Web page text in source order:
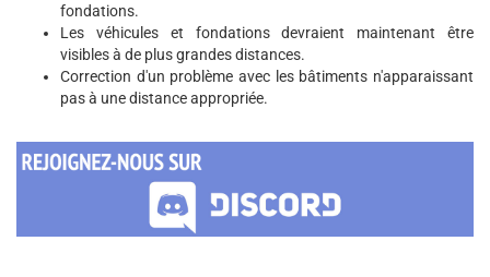
fondations.
Les véhicules et fondations devraient maintenant être
visibles à de plus grandes distances.
Correction d'un problème avec les bâtiments n'apparaissant
pas à une distance appropriée.